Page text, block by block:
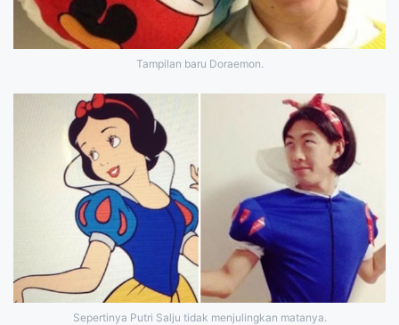
Tampilan baru Doraemon.
Sepertinya Putri Salju tidak menjulingkan matanya.